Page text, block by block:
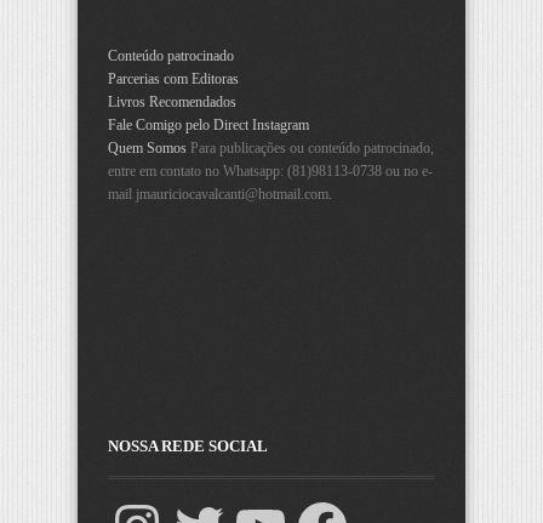
Conteúdo patrocinado
Parcerias com Editoras
Livros Recomendados
Fale Comigo pelo Direct Instagram
Quem Somos Para publicações ou conteúdo patrocinado,
entre em contato no Whatsapp: (81)98113-0738 ou no e-
mail jmauriciocavalcanti@hotmail.com
NOSSA REDE SOCIAL